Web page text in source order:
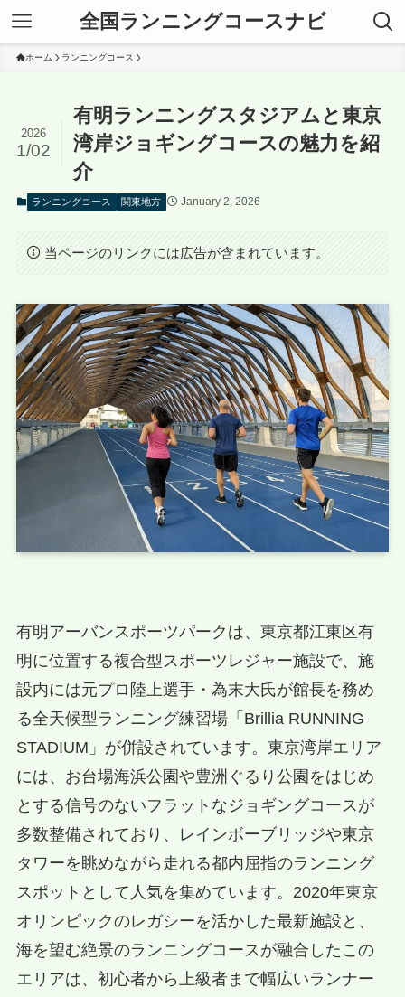
全国ランニングコースナビ
ホーム ランニングコース
有明ランニングスタジアムと東京
湾岸ジョギングコースの魅力を紹
介
2026
1/02
ランニングコース 関東地方 January 2, 2026
当ページのリンクには広告が含まれています。
有明アーバンスポーツパークは、東京都江東区有
明に位置する複合型スポーツレジャー施設で、施
設内には元プロ陸上選手・為末大氏が館長を務め
る全天候型ランニング練習場「Brillia RUNNING
STADIUM」が併設されています。東京湾岸エリア
には、お台場海浜公園や豊洲ぐるり公園をはじめ
とする信号のないフラットなジョギングコースが
多数整備されており、レインボーブリッジや東京
タワーを眺めながら走れる都内屈指のランニング
スポットとして人気を集めています。2020年東京
オリンピックのレガシーを活かした最新施設と、
海を望む絶景のランニングコースが融合したこの
エリアは、初心者から上級者まで幅広いランナー